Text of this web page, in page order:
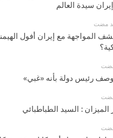
سيدة العالم
مضت
المواجهة مع إيران أفول
مضت
رئيس دولة بأنه «غبي»
مضت
الميزان : السيد الطباطبائي
مضت